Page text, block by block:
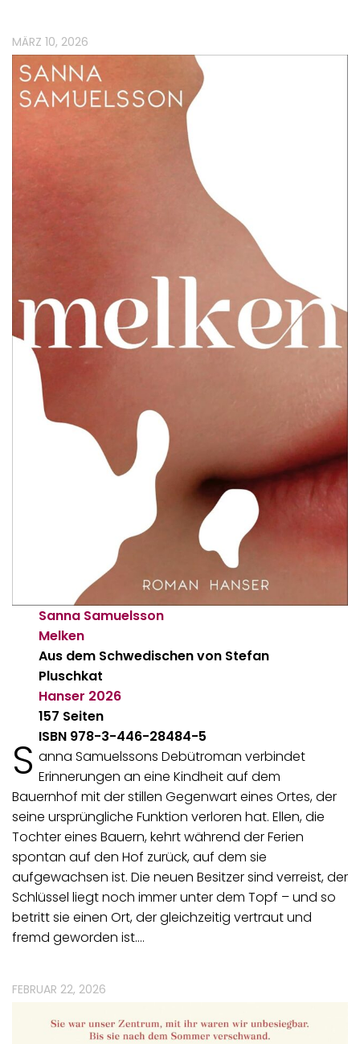
MÄRZ 10, 2026
Sanna Samuelsson
Melken
Aus dem Schwedischen von Stefan
Pluschkat
Hanser 2026
157 Seiten
ISBN 978-3-446-28484-5
S anna Samuelssons Debütroman verbindet
Erinnerungen an eine Kindheit auf dem
Bauernhof mit der stillen Gegenwart eines Ortes, der
seine ursprüngliche Funktion verloren hat. Ellen, die
Tochter eines Bauern, kehrt während der Ferien
spontan auf den Hof zurück, auf dem sie
aufgewachsen ist. Die neuen Besitzer sind verreist, der
Schlüssel liegt noch immer unter dem Topf – und so
betritt sie einen Ort, der gleichzeitig vertraut und
fremd geworden ist.…
FEBRUAR 22, 2026